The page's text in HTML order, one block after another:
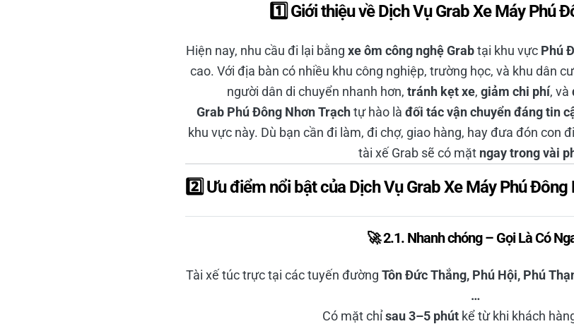
1️⃣ Giới thiệu về Dịch Vụ Grab Xe Máy Phú
Hiện nay, nhu cầu đi lại bằng xe ôm công nghệ Grabtại khu vực Phú
cao. Với địa bàn có nhiều khu công nghiệp, trường học, và khu dân
người dân di chuyển nhanh hơn, tránh kẹt xe, giảm chi phí, và
Grab Phú Đông Nhơn Trạchtự hào là đối tác vận chuyển đáng tin
khu vực này. Dù bạn cần đi làm, đi chợ, giao hàng, hay đưa đón con
tài xế Grab sẽ có mặt ngay trong vài
2️⃣ Ưu điểm nổi bật của Dịch Vụ Grab Xe Máy Phú
🚀 2.1. Nhanh chóng – Gọi Là Có
Tài xế túc trực tại các tuyến đường Tôn Đức Thắng, Phú Hội, Phú
…
Có mặt chỉsau 3–5 phút kể từ khi khách